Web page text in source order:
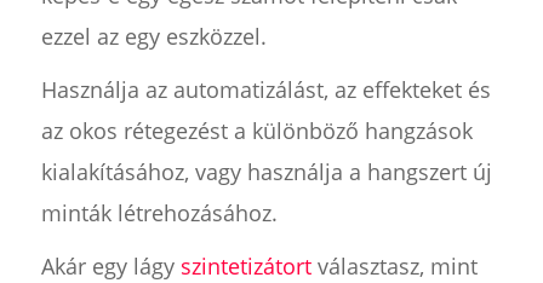
ezzel az egy eszközzel.
Használja az automatizálást, az effekteket és
az okos rétegezést a különböző hangzások
kialakításához, vagy használja a hangszert új
minták létrehozásához.
Akár egy lágy szintetizátortválasztasz, mint